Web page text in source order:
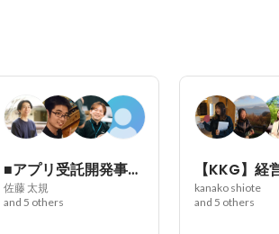
■アプリ受託開発事業部
佐藤 太規
and 5 others
【KKG】経
kanako shiote
and 5 others